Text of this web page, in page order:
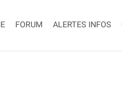
FORUM ALERTES INFOS